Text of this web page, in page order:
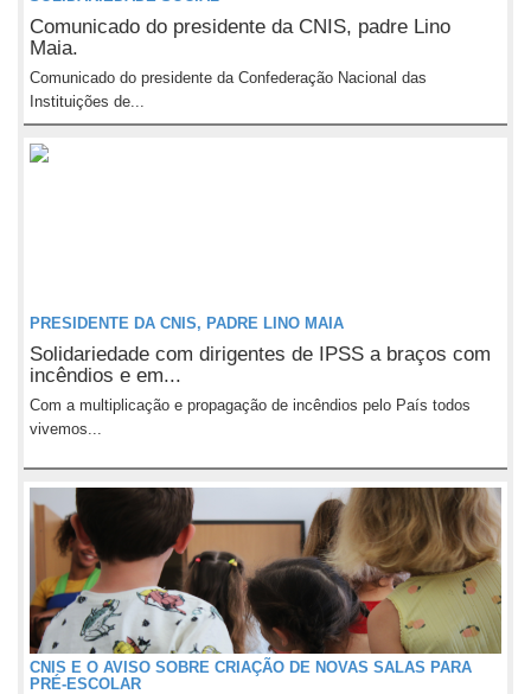
Comunicado do presidente da CNIS, padre Lino
Maia.
Comunicado do presidente da Confederação Nacional das
Instituições de...
PRESIDENTE DA CNIS, PADRE LINO MAIA
Solidariedade com dirigentes de IPSS a braços com
incêndios e em...
Com a multiplicação e propagação de incêndios pelo País todos
vivemos...
CNIS E O AVISO SOBRE CRIAÇÃO DE NOVAS SALAS PARA
PRÉ-ESCOLAR